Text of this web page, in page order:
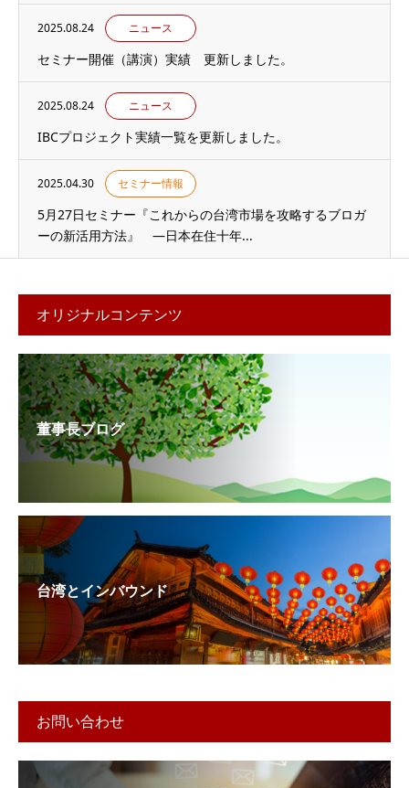
2025.08.24 ニュース
セミナー開催（講演）実績 更新しました。
2025.08.24 ニュース
IBCプロジェクト実績一覧を更新しました。
2025.04.30 セミナー情報
5月27日セミナー『これからの台湾市場を攻略するブロガ
ーの新活用方法』 ―日本在住十年...
オリジナルコンテンツ
董事長ブログ
台湾とインバウンド
お問い合わせ